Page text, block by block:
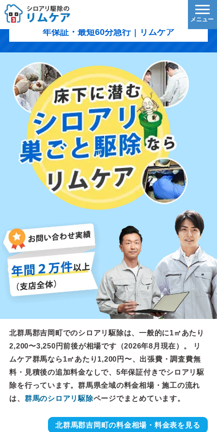
北群馬郡吉岡町のシロアリ駆除｜1,200円/㎡〜・5
年保証・最短60分急行｜リムケア
北群馬郡吉岡町でのシロアリ駆除は、一般的に1㎡あたり
2,200〜3,250円前後が相場です（2026年8月現在）。 リ
ムケア群馬なら1㎡あたり1,200円〜、出張費・調査費無
料・見積後の追加料金なしで、5年保証付きでシロアリ駆
除を行っています。群馬県全域の料金相場・施工の流れ
は、 群馬のシロアリ駆除ページでまとめています。
北群馬郡吉岡町の料金相場・料金表を見る